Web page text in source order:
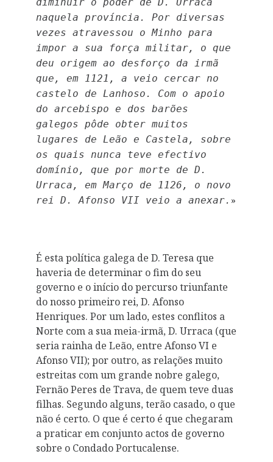
naquela província. Por diversas
vezes atravessou o Minho para
impor a sua força militar, o que
deu origem ao desforço da irmã
que, em 1121, a veio cercar no
castelo de Lanhoso. Com o apoio
do arcebispo e dos barões
galegos pôde obter muitos
lugares de Leão e Castela, sobre
os quais nunca teve efectivo
domínio, que por morte de D.
Urraca, em Março de 1126, o novo
rei D. Afonso VII veio a anexar. »
É esta política galega de D. Teresa que
haveria de determinar o fim do seu
governo e o início do percurso triunfante
do nosso primeiro rei, D. Afonso
Henriques. Por um lado, estes conflitos a
Norte com a sua meia-irmã, D. Urraca (que
seria rainha de Leão, entre Afonso VI e
Afonso VII); por outro, as relações muito
estreitas com um grande nobre galego,
Fernão Peres de Trava, de quem teve duas
filhas. Segundo alguns, terão casado, o que
não é certo. O que é certo é que chegaram
a praticar em conjunto actos de governo
sobre o Condado Portucalense.